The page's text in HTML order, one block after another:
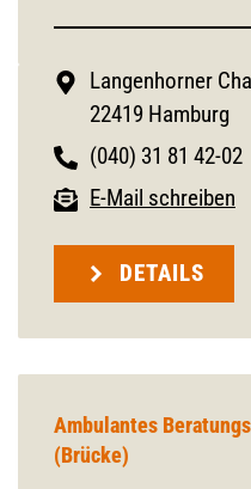
Langenhorner
22419 Hamburg
(040) 31 81 42-02
E-Mail schreiben
DETAILS
Ambulantes
(Brücke)